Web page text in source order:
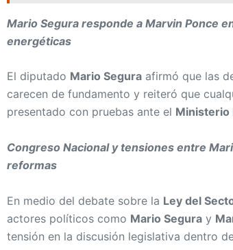
Mario Segura responde a Marvin Ponce
energéticas
El diputado Mario Segura afirmó que las
carecen de fundamento y reiteró que
presentado con pruebas ante el Ministerio
Congreso Nacional y tensiones entre
reformas
En medio del debate sobre la Ley del
actores políticos como Mario Segura y
tensión en la discusión legislativa dentro